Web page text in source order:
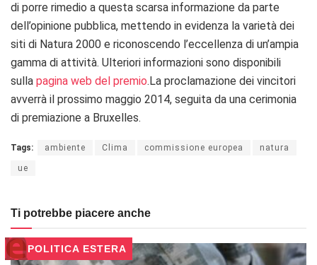
di porre rimedio a questa scarsa informazione da parte
dell’opinione pubblica, mettendo in evidenza la varietà dei
siti di Natura 2000 e riconoscendo l’eccellenza di un’ampia
gamma di attività. Ulteriori informazioni sono disponibili
sulla pagina web del premio.La proclamazione dei vincitori
avverrà il prossimo maggio 2014, seguita da una cerimonia
di premiazione a Bruxelles.
Tags: ambiente Clima commissione europea natura
ue
Ti potrebbe piacere anche
POLITICA ESTERA